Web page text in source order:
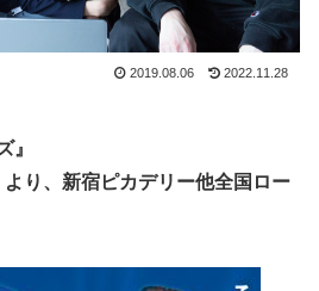
2019.08.06 2022.11.28
』
り、新宿ピカデリー他全国ロー